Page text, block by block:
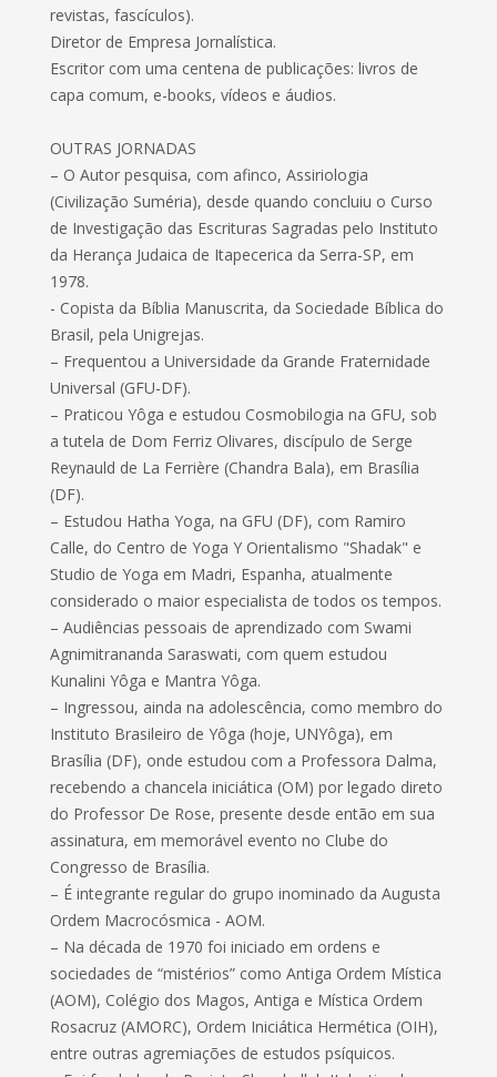
revistas, fascículos).
Diretor de Empresa Jornalística.
Escritor com uma centena de publicações: livros de
capa comum, e-books, vídeos e áudios.
OUTRAS JORNADAS
– O Autor pesquisa, com afinco, Assiriologia
(Civilização Suméria), desde quando concluiu o Curso
de Investigação das Escrituras Sagradas pelo Instituto
da Herança Judaica de Itapecerica da Serra-SP, em
1978.
- Copista da Bíblia Manuscrita, da Sociedade Bíblica do
Brasil, pela Unigrejas.
– Frequentou a Universidade da Grande Fraternidade
Universal (GFU-DF).
– Praticou Yôga e estudou Cosmobilogia na GFU, sob
a tutela de Dom Ferriz Olivares, discípulo de Serge
Reynauld de La Ferrière (Chandra Bala), em Brasília
(DF).
– Estudou Hatha Yoga, na GFU (DF), com Ramiro
Calle, do Centro de Yoga Y Orientalismo "Shadak" e
Studio de Yoga em Madri, Espanha, atualmente
considerado o maior especialista de todos os tempos.
– Audiências pessoais de aprendizado com Swami
Agnimitrananda Saraswati, com quem estudou
Kunalini Yôga e Mantra Yôga.
– Ingressou, ainda na adolescência, como membro do
Instituto Brasileiro de Yôga (hoje, UNYôga), em
Brasília (DF), onde estudou com a Professora Dalma,
recebendo a chancela iniciática (OM) por legado direto
do Professor De Rose, presente desde então em sua
assinatura, em memorável evento no Clube do
Congresso de Brasília.
– É integrante regular do grupo inominado da Augusta
Ordem Macrocósmica - AOM.
– Na década de 1970 foi iniciado em ordens e
sociedades de “mistérios” como Antiga Ordem Mística
(AOM), Colégio dos Magos, Antiga e Mística Ordem
Rosacruz (AMORC), Ordem Iniciática Hermética (OIH),
entre outras agremiações de estudos psíquicos.